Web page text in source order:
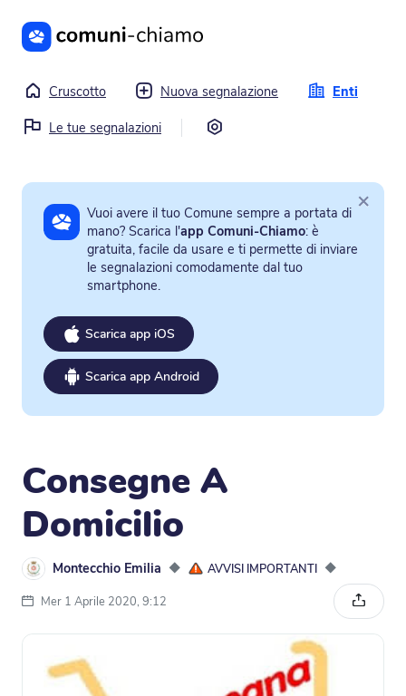
Vai al contenuto principale
Cruscotto Nuova segnalazione
Enti
Le tue segnalazioni
Vuoi avere il tuo Comune sempre a portata di
mano? Scarica l'app Comuni-Chiamo: è
gratuita, facile da usare e ti permette di inviare
le segnalazioni comodamente dal tuo
smartphone.
Scarica app iOS
Scarica app Android
×
Consegne A
Domicilio
Montecchio Emilia ◆ AVVISI IMPORTANTI ◆
Mer 1 Aprile 2020, 9:12